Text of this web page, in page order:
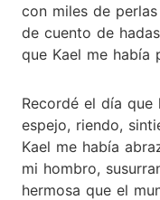
con miles de
de cuento de
que Kael me había
Recordé el día
espejo, riendo,
Kael me había
mi hombro,
hermosa que el